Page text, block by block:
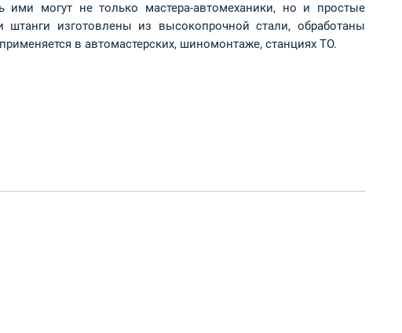
могут не только мастера-автомеханики, но и простые
изготовлены из высокопрочной стали, обработаны
в автомастерских, шиномонтаже, станциях ТО.